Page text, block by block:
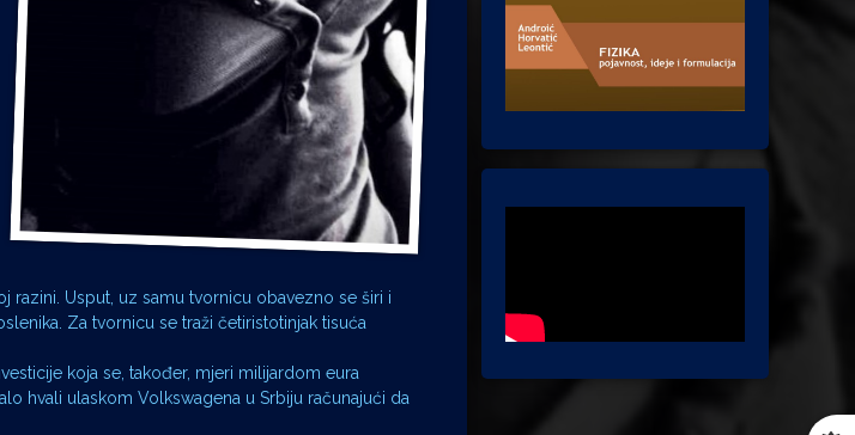
Usput, uz samu tvornicu obavezno se širi i
Za tvornicu se traži četiristotinjak tisuća
koja se, također, mjeri milijardom eura
hvali ulaskom Volkswagena u Srbiju računajući da